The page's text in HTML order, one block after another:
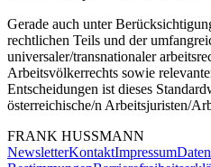
Gerade auch unter
rechtlichen Teils und der
universaler/transnationaler
Arbeitsvölkerrechts sowie
Entscheidungen ist dieses
österreichische/n Arbeitsjuristen/
FRANK HUSSMANN
NewsletterKontaktImpressum